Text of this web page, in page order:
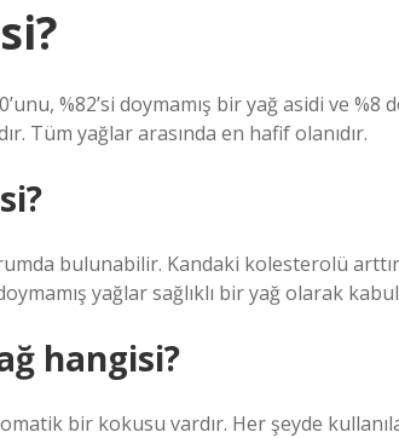
%82’si doymamış bir yağ asidi ve %8
Tüm yağlar arasında en hafif olanıdır.
bulunabilir. Kandaki kolesterolü
yağlar sağlıklı bir yağ olarak
hangisi?
bir kokusu vardır. Her şeyde